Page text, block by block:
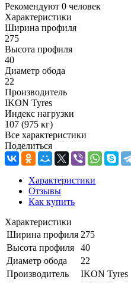
Рекомендуют 0 человек
Характеристики
Ширина профиля
275
Высота профиля
40
Диаметр обода
22
Производитель
IKON Tyres
Индекс нагрузки
107 (975 кг)
Все характеристики
Поделиться
Характеристики
Отзывы
Как купить
Характеристики
Ширина профиля 275
Высота профиля
40
Диаметр обода
22
Производитель
IKON Tyres